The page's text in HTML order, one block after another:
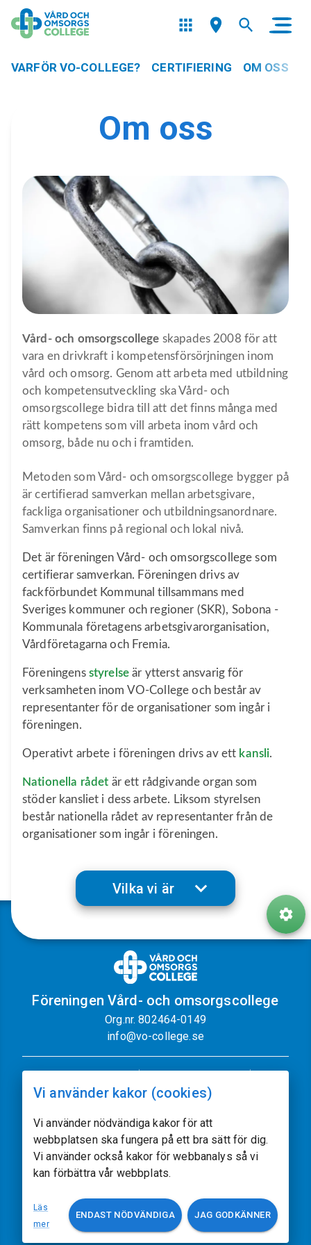
VARFÖR VO-COLLEGE? CERTIFIERING OM OSS
Om oss
Vård- och omsorgscollege skapades 2008 för att
vara en drivkraft i kompetensförsörjningen inom
vård och omsorg. Genom att arbeta med utbildning
och kompetensutveckling ska Vård- och
omsorgscollege bidra till att det finns många med
rätt kompetens som vill arbeta inom vård och
omsorg, både nu och i framtiden.
Metoden som Vård- och omsorgscollege bygger på
är certifierad samverkan mellan arbetsgivare,
fackliga organisationer och utbildningsanordnare.
Samverkan finns på regional och lokal nivå.
Det är föreningen Vård- och omsorgscollege som
certifierar samverkan. Föreningen drivs av
fackförbundet Kommunal tillsammans med
Sveriges kommuner och regioner (SKR), Sobona -
Kommunala företagens arbetsgivarorganisation,
Vårdföretagarna och Fremia.
Föreningens styrelse är ytterst ansvarig för
verksamheten inom VO-College och består av
representanter för de organisationer som ingår i
föreningen.
Operativt arbete i föreningen drivs av ett kansli.
Nationella rådet är ett rådgivande organ som
stöder kansliet i dess arbete. Liksom styrelsen
består nationella rådet av representanter från de
organisationer som ingår i föreningen.
Vilka vi är
Föreningen Vård- och omsorgscollege
Org.nr. 802464-0149
info@vo-college.se
Sajtkarta
Följ oss
Utvecklat av acczo.com
Vi använder kakor (cookies)
Vi använder nödvändiga kakor för att
webbplatsen ska fungera på ett bra sätt för dig.
Vi använder också kakor för webbanalys så vi
kan förbättra vår webbplats.
Läs
mer
ENDAST NÖDVÄNDIGA JAG GODKÄNNER